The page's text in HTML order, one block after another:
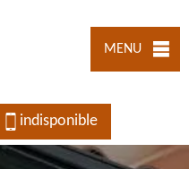
MENU
indisponible